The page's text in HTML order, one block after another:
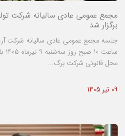
مجمع عمومی عادی سالیانه شرکت
برگزار شد
جلسه مجمع عمومی عادی سالیانه شرکت
محل قانونی شرکت برگ...
09 تیر 1405